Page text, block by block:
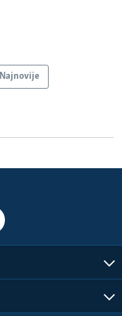
Najnovije